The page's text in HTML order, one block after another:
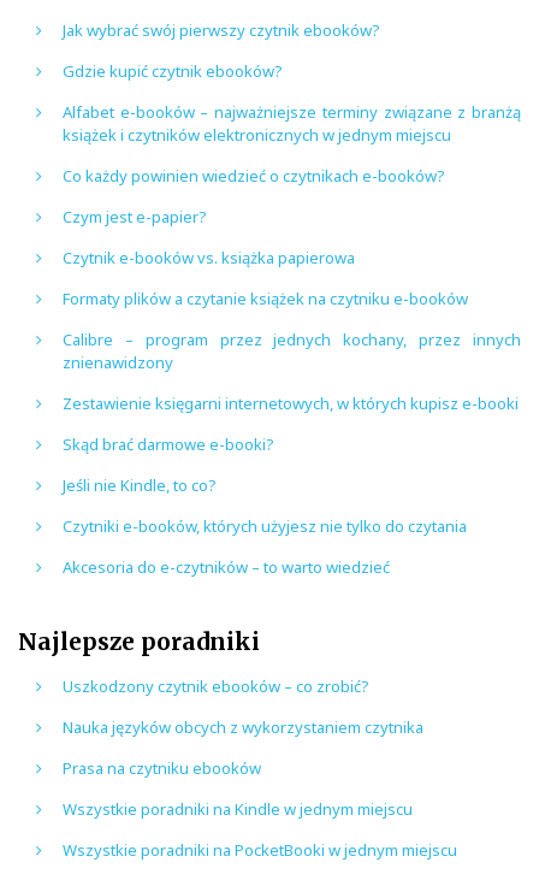
Jak wybrać swój pierwszy czytnik ebooków?
Gdzie kupić czytnik ebooków?
Alfabet e-booków – najważniejsze terminy związane z branżą
książek i czytników elektronicznych w jednym miejscu
Co każdy powinien wiedzieć o czytnikach e-booków?
Czym jest e-papier?
Czytnik e-booków vs. książka papierowa
Formaty plików a czytanie książek na czytniku e-booków
Calibre – program przez jednych kochany, przez innych
znienawidzony
Zestawienie księgarni internetowych, w których kupisz e-booki
Skąd brać darmowe e-booki?
Jeśli nie Kindle, to co?
Czytniki e-booków, których użyjesz nie tylko do czytania
Akcesoria do e-czytników – to warto wiedzieć
Najlepsze poradniki
Uszkodzony czytnik ebooków – co zrobić?
Nauka języków obcych z wykorzystaniem czytnika
Prasa na czytniku ebooków
Wszystkie poradniki na Kindle w jednym miejscu
Wszystkie poradniki na PocketBooki w jednym miejscu